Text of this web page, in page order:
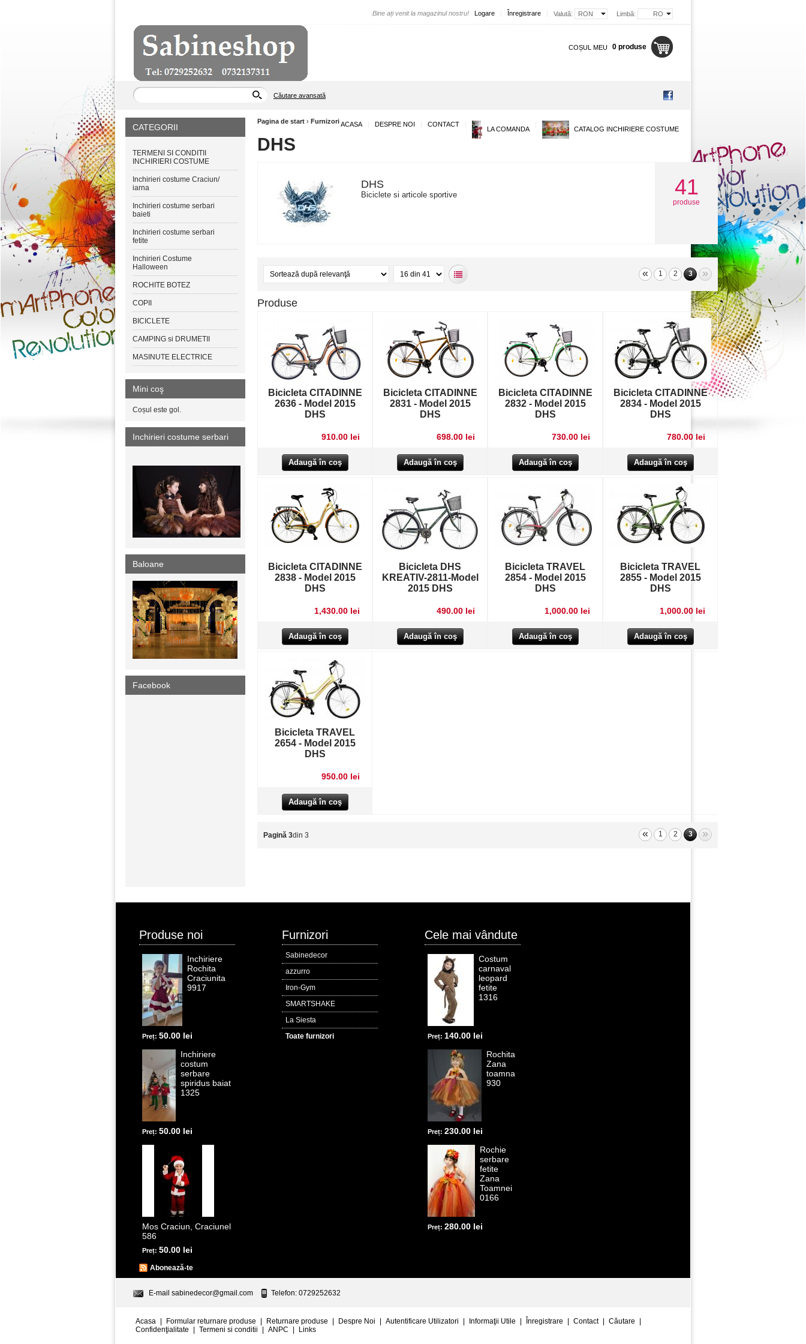
Limbă: RO
Valută: RON
Logare Înregistrare
Bine ați venit la magazinul nostru!
COȘUL MEU 0 produse
Căutare avansată
ACASA DESPRE NOI CONTACT
LA COMANDA CATALOG INCHIRIERE COSTUME
CATEGORII
TERMENI SI CONDITII
INCHIRIERI COSTUME
Inchirieri costume Craciun/
iarna
Inchirieri costume serbari
baieti
Inchirieri costume serbari
fetite
Inchirieri Costume
Halloween
ROCHITE BOTEZ
COPII
BICICLETE
CAMPING si DRUMETII
MASINUTE ELECTRICE
Mini coş
Coșul este gol.
Inchirieri costume serbari
Baloane
Facebook
Pagina de start › Furnizori
DHS
DHS
Biciclete si articole sportive 41
produse
« 1 2 3 »
Produse
Bicicleta CITADINNE
2636 - Model 2015
DHS
Bicicleta CITADINNE
2831 - Model 2015
DHS
Bicicleta CITADINNE
2832 - Model 2015
DHS
Bicicleta CITADINNE
2834 - Model 2015
DHS
910.00 lei 698.00 lei 730.00 lei 780.00 lei
Bicicleta CITADINNE
2838 - Model 2015
DHS
Bicicleta DHS
KREATIV-2811-Model
2015 DHS
Bicicleta TRAVEL
2854 - Model 2015
DHS
Bicicleta TRAVEL
2855 - Model 2015
DHS
1,430.00 lei 490.00 lei 1,000.00 lei 1,000.00 lei
Bicicleta TRAVEL
2654 - Model 2015
DHS
950.00 lei
« 1 2 3 »
Pagină 3din 3
Produse noi
Inchiriere
Rochita
Craciunita
9917
Preț: 50.00 lei
Inchiriere
costum
serbare
spiridus baiat
1325
Preț: 50.00 lei
Mos Craciun, Craciunel
586
Preț: 50.00 lei
Abonează-te
Furnizori
Sabinedecor
azzurro
Iron-Gym
SMARTSHAKE
La Siesta
Toate furnizori
Cele mai vândute
Costum
carnaval
leopard
fetite
1316
Preț: 140.00 lei
Rochita
Zana
toamna
930
Preț: 230.00 lei
Rochie
serbare
fetite
Zana
Toamnei
0166
Preț: 280.00 lei
E-mail sabinedecor@gmail.com Telefon: 0729252632
Acasa Formular returnare produse Returnare produse Despre Noi Autentificare Utilizatori Informaţii Utile Înregistrare Contact Căutare
Confidenţialitate
Termeni si conditii ANPC Links